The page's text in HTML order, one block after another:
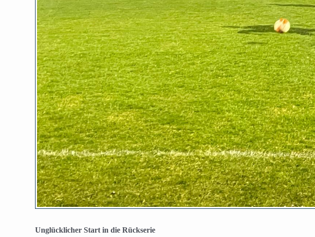
Unglücklicher Start in die Rückserie